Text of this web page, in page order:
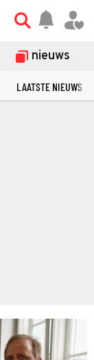
nieuws
LAATSTE NIEUWS